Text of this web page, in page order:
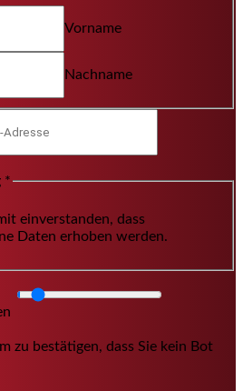
Vorname
Nachname
*
einverstanden, dass
Daten erhoben werden.
zu bestätigen, dass Sie kein Bot